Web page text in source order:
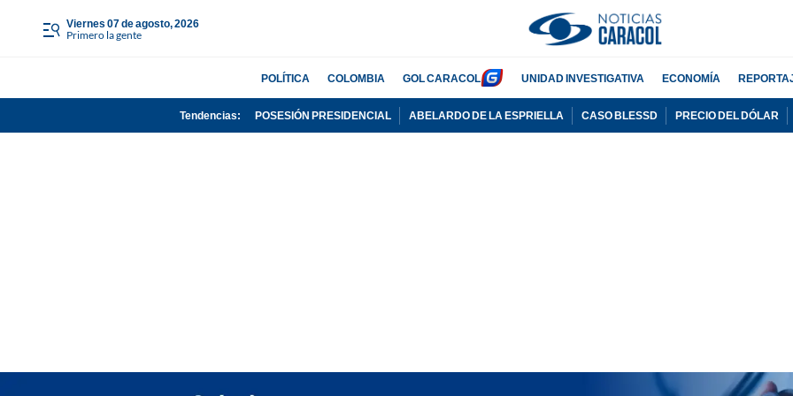
viernes 07 de agosto, 2026
Primero la gente
POLÍTICA COLOMBIA GOL CARACOL UNIDAD INVESTIGATIVA ECONOMÍA
Tendencias: POSESIÓN PRESIDENCIAL ABELARDO DE LA ESPRIELLA CASO BLESSD PRECIO DEL DÓLAR